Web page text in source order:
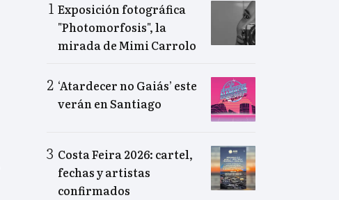
Exposición fotográfica
"Photomorfosis", la
mirada de Mimi Carrolo
‘Atardecer no Gaiás’ este
verán en Santiago
Costa Feira 2026: cartel,
fechas y artistas
confirmados